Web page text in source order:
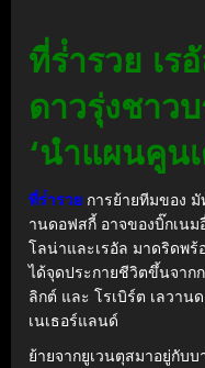
ที่ร่ํารวย เร
ดาวรุ่งชาว
‘นําแผนคูน
ที่ร่ํารวย การย้ายทีมของ มั
านดอฟสกี้ อาจของบิ๊กเนม
โลน่าและเรอัล มาดริดพ
ได้จุดประกายชีวิตขึ้นจาก
ลิกต์ และ โรเบิร์ต เลวาน
เนเธอร์แลนด์
ย้ายจากยูเวนตุสมาอยู่กั